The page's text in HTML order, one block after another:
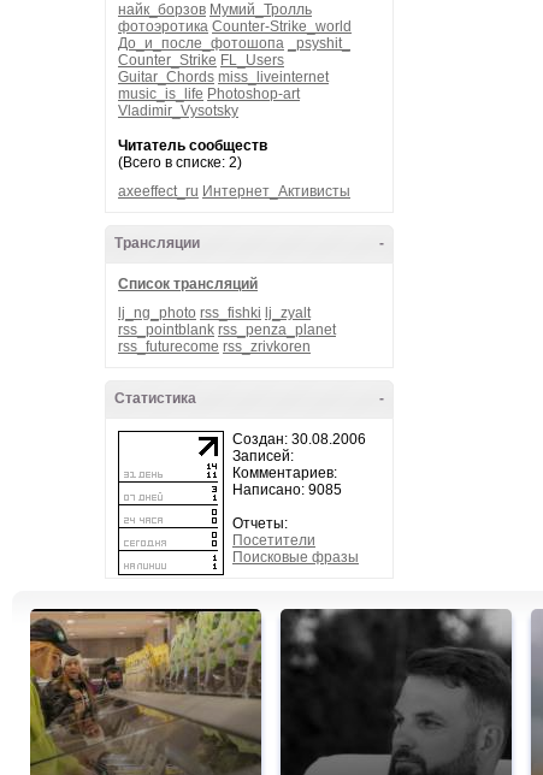
найк_борзов Мумий_Тролль
фотоэротика Counter-Strike_world
До_и_после_фотошопа
_psyshit_
Counter_Strike FL_Users
Guitar_Chords miss_liveinternet
music_is_life Photoshop-art
Vladimir_Vysotsky
Читатель сообществ
(Всего в списке: 2)
axeeffect_ru Интернет_Активисты
-
Трансляции
Список трансляций
lj_ng_photo rss_fishki lj_zyalt
rss_pointblank rss_penza_planet
rss_futurecome rss_zrivkoren
-
Статистика
Создан: 30.08.2006
Записей:
Комментариев:
Написано: 9085
Отчеты:
Посетители
Поисковые фразы